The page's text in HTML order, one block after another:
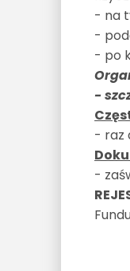
- na
-
- po
-
- raz
-